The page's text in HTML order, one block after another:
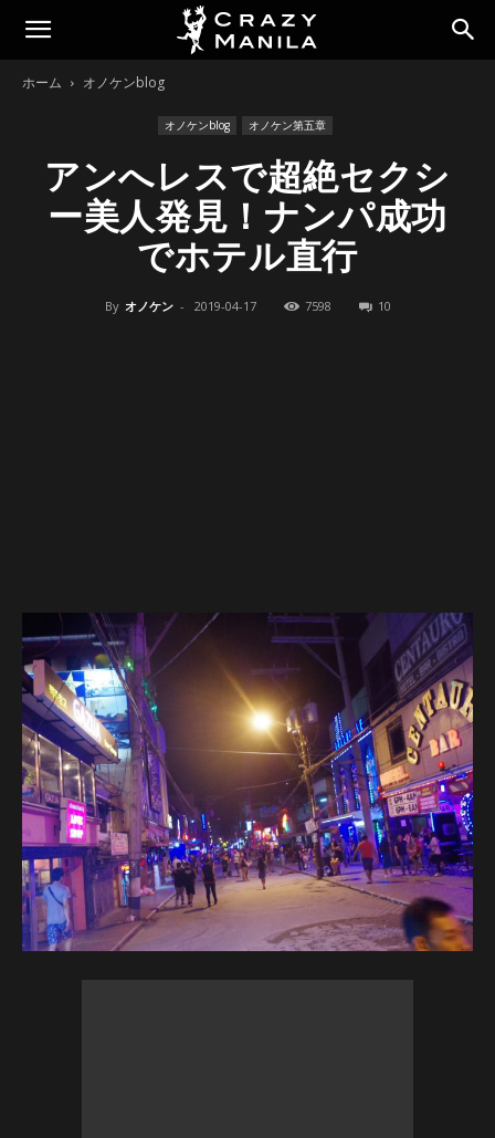
ホーム オノケンblog
オノケンblog オノケン第五章
アンへレスで超絶セクシ
ー美人発見！ナンパ成功
でホテル直行
By オノケン - 2019-04-17 7598 10